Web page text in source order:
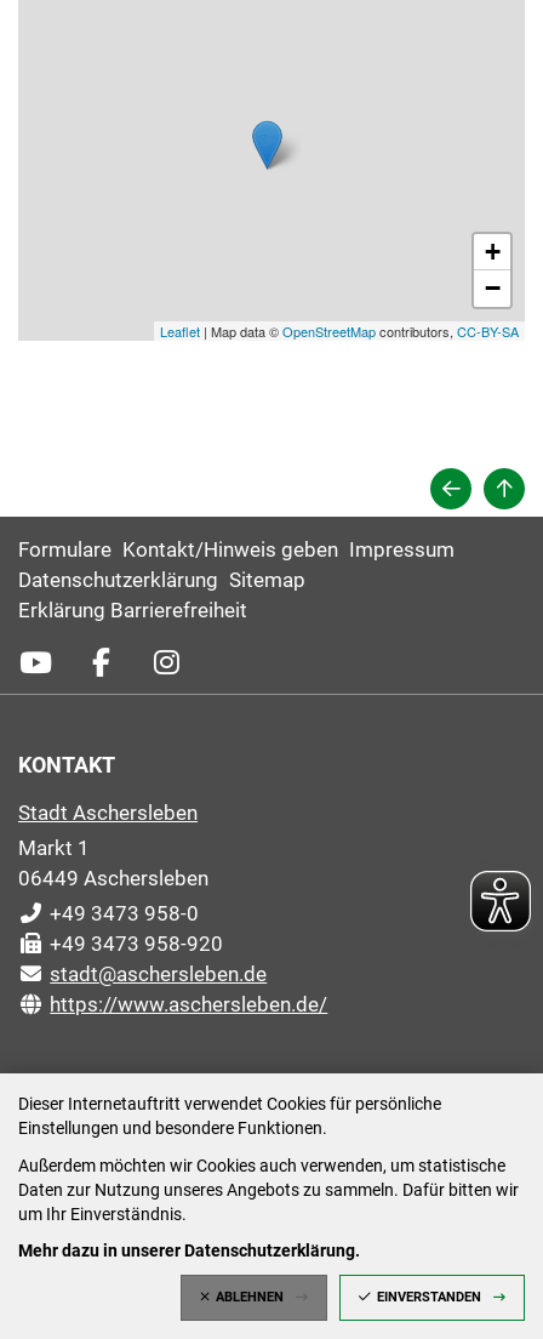
Dieser Internetauftritt verwendet Cookies für persönliche
Einstellungen und besondere Funktionen.
Außerdem möchten wir Cookies auch verwenden, um statistische
Daten zur Nutzung unseres Angebots zu sammeln. Dafür bitten wir
um Ihr Einverständnis.
Mehr dazu in unserer Datenschutzerklärung.
ABLEHNEN EINVERSTANDEN
+
−
Leaflet | Map data ©OpenStreetMapcontributors, CC-BY-SA
Formulare Kontakt/Hinweis geben Impressum
Datenschutzerklärung Sitemap
Erklärung Barrierefreiheit
KONTAKT
Stadt Aschersleben
Markt 1
06449 Aschersleben
+49 3473 958-0
+49 3473 958-920
stadt@aschersleben.de
https://www.aschersleben.de/
Montag: 09:00-12:00 /14:00-15:00 Uhr
Dienstag: 09:00-12:00 /14:00-16:00 Uhr
Mittwoch: 09:00 - 12:00 Uhr (nach vorheriger
Donnerstag: 09:00-12:00 /14:00-18:00 Uhr
Freitag: 09:00-12:00 Uhr